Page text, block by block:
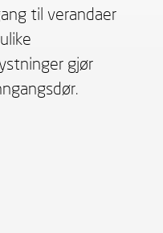
til verandaer
gjør